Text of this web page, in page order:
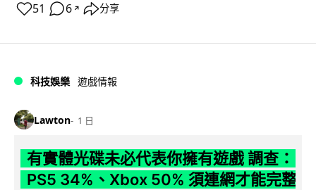
51 6 ↗ 分享
科技娛樂 遊戲情報
Lawton 1 日
有實體光碟未必代表你擁有遊戲 調查：
PS5 34%、Xbox 50% 須連網才能完整